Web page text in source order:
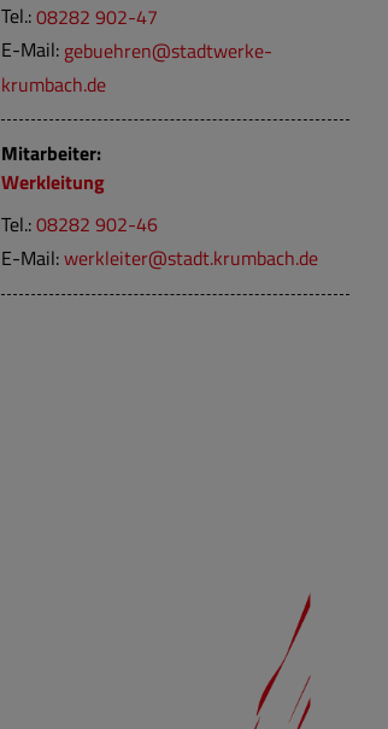
Tel.:08282 902-47
E-Mail: gebuehren@stadtwerke-
krumbach.de
Mitarbeiter:
Werkleitung
Tel.:08282 902-46
E-Mail:werkleiter@stadt.krumbach.de